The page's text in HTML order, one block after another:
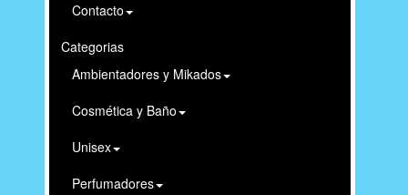
Contacto
Categorias
Ambientadores y Mikados
Cosmética y Baño
Unisex
Perfumadores